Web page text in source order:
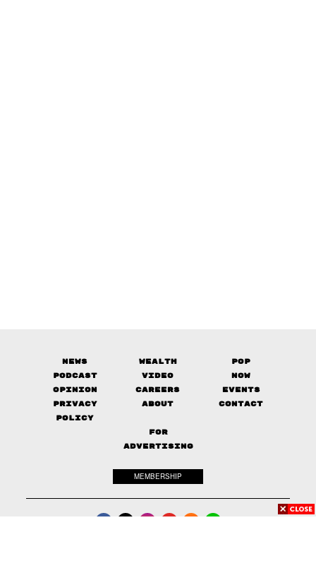
News Wealth
Pop
Podcast
Video
Now
Opinion
Careers
Events
Privacy
Policy
About Contact
FOR
ADVERTISING
MEMBERSHIP